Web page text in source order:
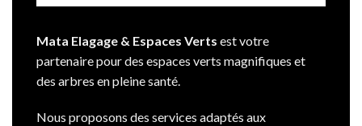
Mata Elagage & Espaces Verts est votre
partenaire pour des espaces verts magnifiques et
des arbres en pleine santé.
Nous proposons des services adaptés aux